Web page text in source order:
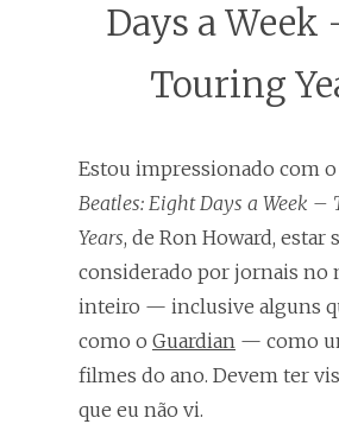
Days a Week
Touring
Estou impressionado com
Beatles: Eight Days a Week –
Years, de Ron Howard, estar
considerado por jornais no
inteiro — inclusive alguns
como o Guardian — como
filmes do ano. Devem ter
que eu não vi.